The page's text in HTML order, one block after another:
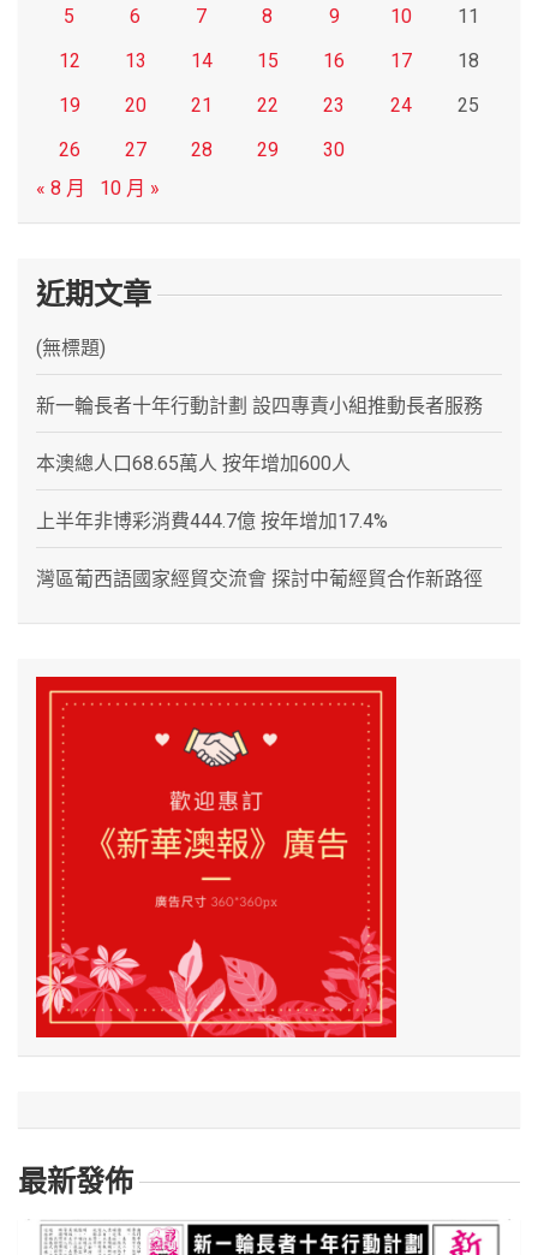
5 6 7 8 9 10
11
12
13 14 15 16 17
18
19
20 21 22 23 24
25
26
27 28 29
30
« 8 月
10 月 »
近期文章
(無標題)
新一輪長者十年行動計劃 設四專責小組推動長者服務
本澳總人口68.65萬人 按年增加600人
上半年非博彩消費444.7億 按年增加17.4%
灣區葡西語國家經貿交流會 探討中葡經貿合作新路徑
最新發佈